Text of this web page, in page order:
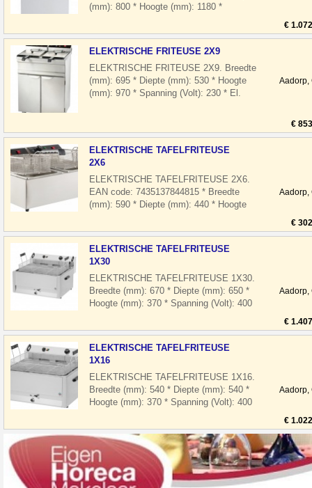
(mm): 800 * Hoogte (mm): 1180 *
* Temp.bereik(°C)
€
ELEKTRISCHE FRITEUSE 2X9
ELEKTRISCHE FRITEUSE 2X9. Breedte
(mm): 695 * Diepte (mm): 530 * Hoogte
(mm): 970 * Spanning (Volt): 230 * El.
Aadorp,
€
ELEKTRISCHE TAFELFRITEUSE
2X6
ELEKTRISCHE TAFELFRITEUSE 2X6.
EAN code: 7435137844815 * Breedte
(mm): 590 * Diepte (mm): 440 * Hoogte
vermo
Aadorp,
€
ELEKTRISCHE TAFELFRITEUSE
1X30
ELEKTRISCHE TAFELFRITEUSE 1X30.
Breedte (mm): 670 * Diepte (mm): 650 *
Hoogte (mm): 370 * Spanning (Volt): 400
Aadorp,
€
ELEKTRISCHE TAFELFRITEUSE
1X16
ELEKTRISCHE TAFELFRITEUSE 1X16.
Breedte (mm): 540 * Diepte (mm): 540 *
Hoogte (mm): 370 * Spanning (Volt): 400
Aadorp,
€